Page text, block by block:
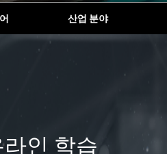
산업 분야
인 학습